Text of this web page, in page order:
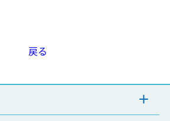
戻る